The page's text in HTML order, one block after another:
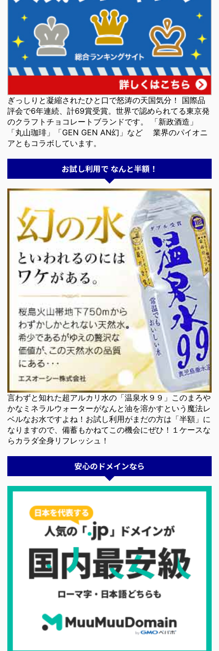
ぎっしりと凝縮されたひと口で怒涛の天国気分！ 国際品
評会で6年連続、計69賞受賞。世界で認められてる東京発
のクラフトチョコレートブランドです。 「新政酒造」
「丸山珈琲」「GEN GEN AN幻」など 業界のパイオニ
アともコラボしています。
お試し利用で なんと半額！
言わずと知れた超アルカリ水の「温泉水９９」このまろや
かなミネラルウォーターがなんと油を溶かすという魔法レ
ベルなお水ですよね！お試し利用がまだの方は「半額」に
なりますので、備蓄もかねてこの機会にぜひ！１ケースな
らカラダ全身リフレッシュ！
安心のドメインなら